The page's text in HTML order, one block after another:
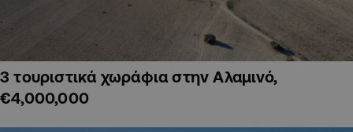
3 τουριστικά χωράφια στην Αλαμινό,
€4,000,000